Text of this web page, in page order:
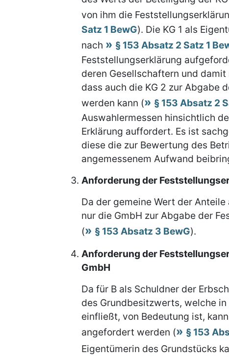
von ihm die
Satz 1 BewG). Die KG 1 als
nach
§ 153 Absatz 2 Satz 1
Feststellungserklärung
deren Gesellschaftern und
dass auch die KG 2 zur Abgabe
werden kann (
§ 153 Absatz 2
Auswahlermessen hinsichtlich
Erklärung auffordert. Es ist
diese die zur Bewertung des
angemessenem Aufwand
Anforderung der
Da der gemeine Wert der
nur die GmbH zur Abgabe der
(
§ 153 Absatz 3 BewG).
Anforderung der
GmbH
Da für B als Schuldner der
des Grundbesitzwerts, welche
einfließt, von Bedeutung ist,
angefordert werden (
§ 153
Eigentümerin des Grundstücks